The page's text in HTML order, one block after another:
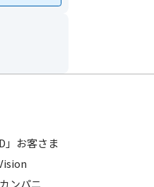
」お客さま
ンパニ